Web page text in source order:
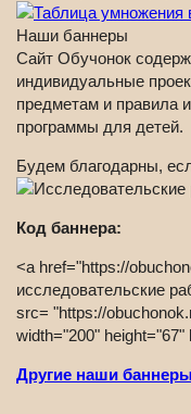
Наши баннеры
Сайт Обучонок
индивидуальные
предметам и правила
программы для детей.
Будем благодарны,
Код баннера:
<a href="https://
исследовательские
src= "https://
width="200"
Другие наши